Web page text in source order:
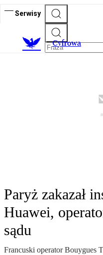
Serwisy
Cyfrowa
Paryż zakazał
Huawei,
sądu
Francuski operator Bouygues